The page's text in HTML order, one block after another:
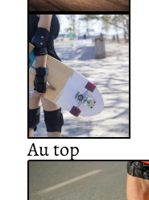
Au top